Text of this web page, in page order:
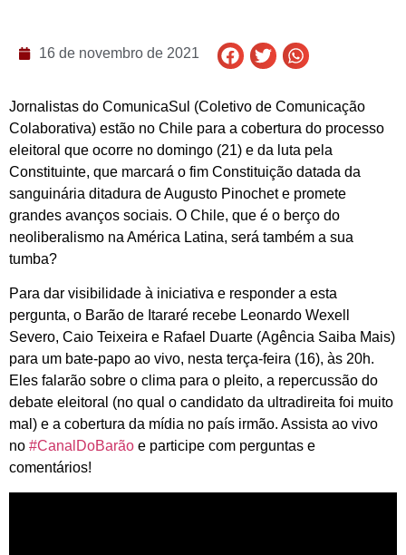
16 de novembro de 2021
Jornalistas do ComunicaSul (Coletivo de Comunicação
Colaborativa) estão no Chile para a cobertura do processo
eleitoral que ocorre no domingo (21) e da luta pela
Constituinte, que marcará o fim Constituição datada da
sanguinária ditadura de Augusto Pinochet e promete
grandes avanços sociais. O Chile, que é o berço do
neoliberalismo na América Latina, será também a sua
tumba?
Para dar visibilidade à iniciativa e responder a esta
pergunta, o Barão de Itararé recebe Leonardo Wexell
Severo, Caio Teixeira e Rafael Duarte (Agência Saiba Mais)
para um bate-papo ao vivo, nesta terça-feira (16), às 20h.
Eles falarão sobre o clima para o pleito, a repercussão do
debate eleitoral (no qual o candidato da ultradireita foi muito
mal) e a cobertura da mídia no país irmão. Assista ao vivo
no #CanalDoBarão e participe com perguntas e
comentários!